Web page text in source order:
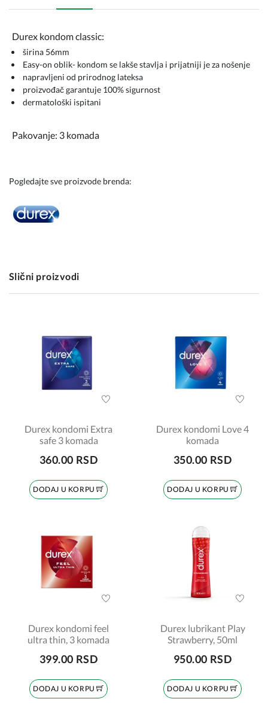
Durex kondom classic:
širina 56mm
Easy-on oblik- kondom se lakše stavlja i prijatniji je za nošenje
napravljeni od prirodnog lateksa
proizvođač garantuje 100% sigurnost
dermatološki ispitani
Pakovanje: 3 komada
Pogledajte sve proizvode brenda:
Slični proizvodi
Durex kondomi Extra
safe 3 komada
360.00 RSD
DODAJ U KORPU
Durex kondomi Love 4
komada
350.00 RSD
DODAJ U KORPU
Durex kondomi feel
ultra thin, 3 komada
399.00 RSD
DODAJ U KORPU
Durex lubrikant Play
Strawberry, 50ml
950.00 RSD
DODAJ U KORPU